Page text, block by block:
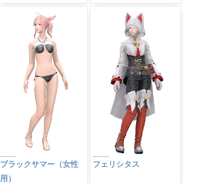
ブラックサマー（女性
用）
フェリシタス